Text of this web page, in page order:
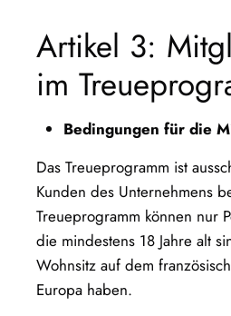
Artikel 3:
im
Bedingungen für die
Das Treueprogramm ist
Kunden des Unternehmens
Treueprogramm können nur
die mindestens 18 Jahre alt
Wohnsitz auf dem
Europa haben.